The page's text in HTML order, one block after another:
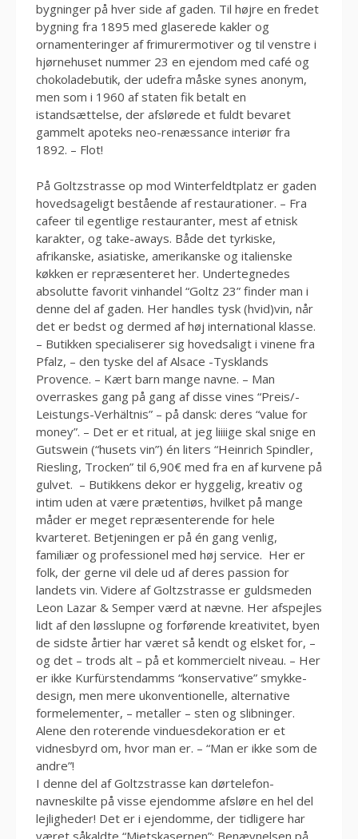
bygninger på hver side af gaden. Til højre en fredet
bygning fra 1895 med glaserede kakler og
ornamenteringer af frimurermotiver og til venstre i
hjørnehuset nummer 23 en ejendom med café og
chokoladebutik, der udefra måske synes anonym,
men som i 1960 af staten fik betalt en
istandsættelse, der afslørede et fuldt bevaret
gammelt apoteks neo-renæssance interiør fra
1892. – Flot!
På Goltzstrasse op mod Winterfeldtplatz er gaden
hovedsageligt bestående af restaurationer. – Fra
cafeer til egentlige restauranter, mest af etnisk
karakter, og take-aways. Både det tyrkiske,
afrikanske, asiatiske, amerikanske og italienske
køkken er repræsenteret her. Undertegnedes
absolutte favorit vinhandel “Goltz 23” finder man i
denne del af gaden. Her handles tysk (hvid)vin, når
det er bedst og dermed af høj international klasse.
– Butikken specialiserer sig hovedsaligt i vinene fra
Pfalz, – den tyske del af Alsace -Tysklands
Provence. – Kært barn mange navne. – Man
overraskes gang på gang af disse vines “Preis/-
Leistungs-Verhältnis” – på dansk: deres “value for
money”. – Det er et ritual, at jeg liiiige skal snige en
Gutswein (“husets vin”) én liters “Heinrich Spindler,
Riesling, Trocken” til 6,90€ med fra en af kurvene på
gulvet. – Butikkens dekor er hyggelig, kreativ og
intim uden at være prætentiøs, hvilket på mange
måder er meget repræsenterende for hele
kvarteret. Betjeningen er på én gang venlig,
familiær og professionel med høj service. Her er
folk, der gerne vil dele ud af deres passion for
landets vin. Videre af Goltzstrasse er guldsmeden
Leon Lazar & Semper værd at nævne. Her afspejles
lidt af den løsslupne og forførende kreativitet, byen
de sidste årtier har været så kendt og elsket for, –
og det – trods alt – på et kommercielt niveau. – Her
er ikke Kurfürstendamms “konservative” smykke-
design, men mere ukonventionelle, alternative
formelementer, – metaller – sten og slibninger.
Alene den roterende vinduesdekoration er et
vidnesbyrd om, hvor man er. – “Man er ikke som de
andre”!
I denne del af Goltzstrasse kan dørtelefon-
navneskilte på visse ejendomme afsløre en hel del
lejligheder! Det er i ejendomme, der tidligere har
været såkaldte “Mietskasernen”: Benævnelsen på